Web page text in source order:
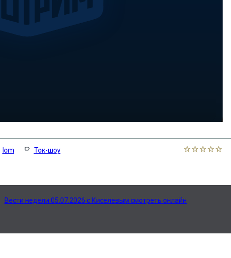
lom Ток-шоу
Вести недели 05.07.2026 с Киселевым смотреть онлайн